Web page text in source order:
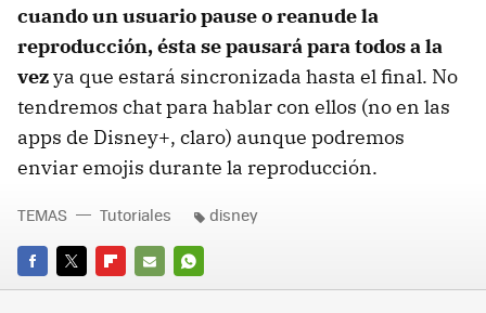
cuando un usuario pause o reanude la
reproducción, ésta se pausará para todos a la
vezya que estará sincronizada hasta el final. No
tendremos chat para hablar con ellos (no en las
apps de Disney+, claro) aunque podremos
enviar emojis durante la reproducción.
FACEBOOK
TWITTERFLIPBOARD
E-
WHATSAPP
TEMAS Tutoriales disney